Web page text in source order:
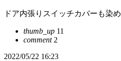
ドア内張りスイッチカバーも染
thumb_up 11
comment2
2022/05/22 16:23